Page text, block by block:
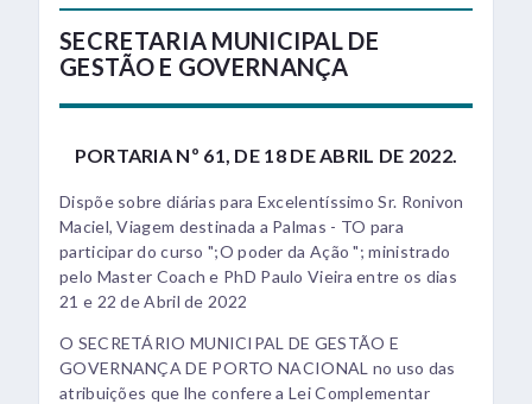
SECRETARIA MUNICIPAL DE
GESTÃO E GOVERNANÇA
PORTARIA Nº 61, DE 18 DE ABRIL DE 2022.
Dispõe sobre diárias para Excelentíssimo Sr. Ronivon
Maciel, Viagem destinada a Palmas - TO para
participar do curso ";O poder da Ação "; ministrado
pelo Master Coach e PhD Paulo Vieira entre os dias
21 e 22 de Abril de 2022
O SECRETÁRIO MUNICIPAL DE GESTÃO E
GOVERNANÇA DE PORTO NACIONAL no uso das
atribuições que lhe confere a Lei Complementar